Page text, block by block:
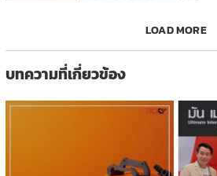
LOAD MORE
บทความที่เกี่ยวข้อง